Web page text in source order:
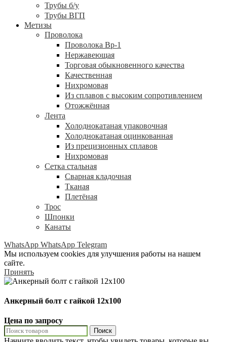
Трубы б/у
Трубы ВГП
Метизы
Проволока
Проволока Вр-1
Нержавеющая
Торговая обыкновенного качества
Качественная
Нихромовая
Из сплавов с высоким сопротивлением
Отожжённая
Лента
Холоднокатаная упаковочная
Холоднокатаная оцинкованная
Из прецизионных сплавов
Нихромовая
Сетка стальная
Сварная кладочная
Тканая
Плетёная
Трос
Шпонки
Канаты
WhatsApp WhatsApp Telegram
Мы используем cookies для улучшения работы на нашем
сайте.
Принять
Анкерный болт с гайкой 12х100
Цена по запросу
Поиск